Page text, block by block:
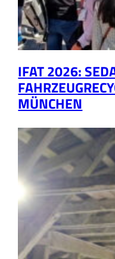
IFAT 2026:
MÜNCHEN